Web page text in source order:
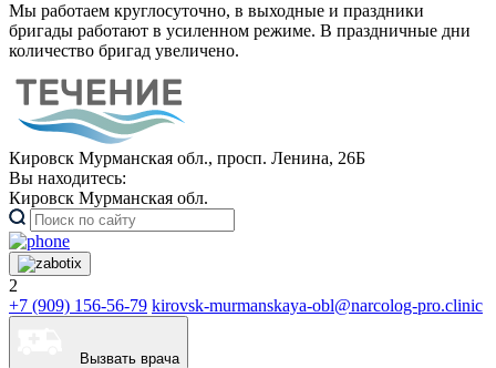
Мы работаем круглосуточно, в выходные и праздники
бригады работают в усиленном режиме. В праздничные дни
количество бригад увеличено.
Кировск Мурманская обл., просп. Ленина, 26Б
Вы находитесь:
Кировск Мурманская обл.
2
+7 (909) 156-56-79 kirovsk-murmanskaya-obl@narcolog-pro.clinic
Вызвать врача